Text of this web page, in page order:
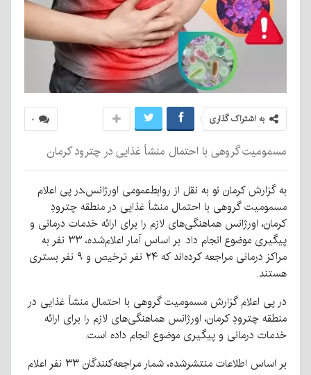
۰ به اشتراک گذاری
مسمومیت گروهی با احتمال منشأ غذایی در چترود کرمان
به گزارش کرمان نو به نقل از روابط‌عمومی اورژانس،در پی اعلام
مسمومیت گروهی با احتمال منشأ غذایی در منطقه چترودِ
کرمان، اورژانس هماهنگی‌های لازم را برای ارائه خدمات درمانی و
پیگیری موضوع انجام داد. بر اساس آمار اعلام‌شده، ۳۳ نفر به
مراکز درمانی مراجعه کرده‌اند که ۲۴ نفر ترخیص و ۹ نفر بستری
هستند.
در پی اعلام گزارش مسمومیت گروهی با احتمال منشأ غذایی در
منطقه چترودِ کرمان، اورژانس هماهنگی‌های لازم را برای ارائه
خدمات درمانی و پیگیری موضوع انجام داده است.
بر اساس اطلاعات منتشرشده، شمار مراجعه‌کنندگان ۳۳ نفر اعلام